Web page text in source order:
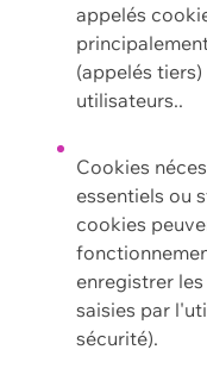
appelés
(appelés
utilisateurs..
Cookies
essentiels ou
cookies
enregistrer
saisies par
sécurité).